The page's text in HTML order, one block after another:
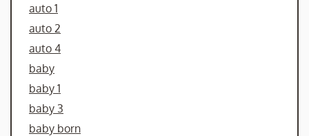
auto 1
auto 2
auto 4
baby
baby 1
baby 3
baby born